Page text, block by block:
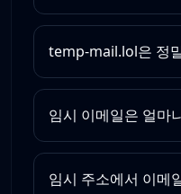
temp-mail.lol은 정
임시 이메일은 얼마
임시 주소에서 이메